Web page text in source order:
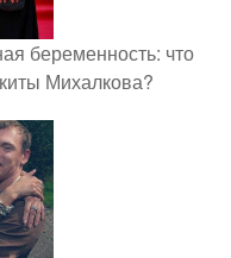
беременность: что
Михалкова?